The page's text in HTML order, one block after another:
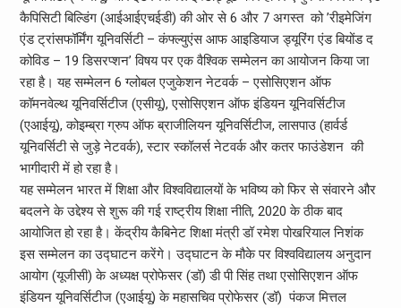
कैपिसिटी बिल्डिंग (आईआईएचईडी) की ओर से 6 और 7 अगस्त को ’रीइमेजिंग
एंड ट्रांसफॉर्मिंग यूनिवर्सिटी – कंफ्ल्युएंस आफ आइडियाज ड्यूरिंग एंड बियोंड द
कोविड – 19 डिसरप्शन’ विषय पर एक वैश्विक सम्मेलन का आयोजन किया जा
रहा है। यह सम्मेलन 6 ग्लोबल एजुकेशन नेटवर्क – एसोसिएशन ऑफ
कॉमनवेल्थ यूनिवर्सिटीज (एसीयू), एसोसिएशन ऑफ इंडियन यूनिवर्सिटीज
(एआईयू), कोइम्ब्रा ग्रुप ऑफ ब्राजीलियन यूनिवर्सिटीज, लासपाउ (हार्वर्ड
यूनिवर्सिटी से जुड़े नेटवर्क), स्टार स्कॉलर्स नेटवर्क और कतर फाउंडेशन की
भागीदारी में हो रहा है।
यह सम्मेलन भारत में शिक्षा और विश्वविद्यालयों के भविष्य को फिर से संवारने और
बदलने के उद्देश्य से शुरू की गई राष्ट्रीय शिक्षा नीति, 2020 के ठीक बाद
आयोजित हो रहा है। केंद्रीय कैबिनेट शिक्षा मंत्री डॉ रमेश पोखरियाल निशंक
इस सम्मेलन का उद्घाटन करेंगे। उद्घाटन के मौके पर विश्वविद्यालय अनुदान
आयोग (यूजीसी) के अध्यक्ष प्रोफेसर (डॉ) डी पी सिंह तथा एसोसिएशन ऑफ
इंडियन यूनिवर्सिटीज (एआईयू) के महासचिव प्रोफेसर (डॉ) पंकज मित्तल